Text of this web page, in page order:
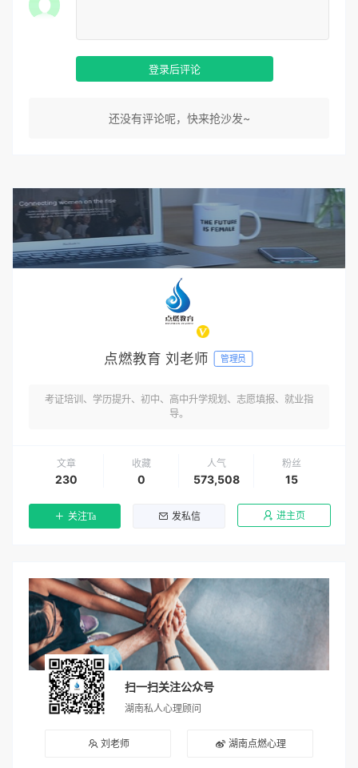
登录后评论
还没有评论呢，快来抢沙发~
点燃教育 刘老师 管理员
考证培训、学历提升、初中、高中升学规划、志愿填报、就业指
导。
文章
230
收藏
0
人气
573,508
粉丝
15
关注Ta 发私信 进主页
扫一扫关注公众号
湖南私人心理顾问
刘老师 湖南点燃心理